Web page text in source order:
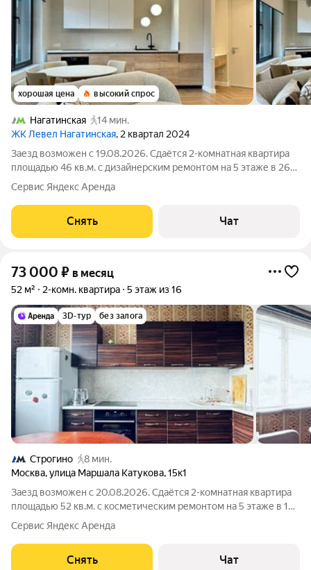
хорошая цена высокий спрос
Нагатинская
14 мин.
ЖК Левел Нагатинская, 2 квартал 2024
Заезд возможен с 19.08.2026. Сдаётся 2-комнатная квартира
площадью 46 кв.м. с дизайнерским ремонтом на 5 этаже в 26-
этажном доме на срок от 11 месяцев. Из техники есть: Духовой
шкаф Холодильник Посудомоечная машина Кондиционер
Микроволновка Дом
Сервис Яндекс Аренда
Снять Чат
73 000 ₽ в месяц
52 м² 2-комн. квартира 5 этаж из 16
3D-тур без залога
Строгино
8 мин.
Москва,улица Маршала Катукова,15к1
Заезд возможен с 20.08.2026. Сдаётся 2-комнатная квартира
площадью 52 кв.м. с косметическим ремонтом на 5 этаже в 16-
этажном доме на срок от 11 месяцев. Из техники есть: Духовой
шкаф Стиральная машина Холодильник Пылесос Дом -
блочный, окна
Сервис Яндекс Аренда
Снять Чат